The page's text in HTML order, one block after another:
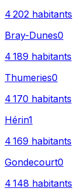
4 202 habitants
Bray-Dunes0
4 189 habitants
Thumeries0
4 170 habitants
Hérin1
4 169 habitants
Gondecourt0
4 148 habitants